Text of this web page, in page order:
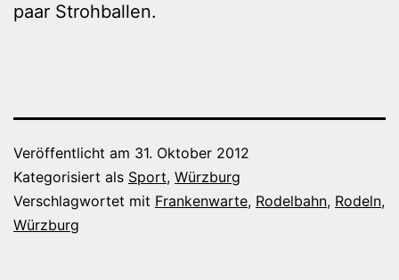
paar Strohballen.
Veröffentlicht am 31. Oktober 2012
Kategorisiert als Sport, Würzburg
Verschlagwortet mit Frankenwarte, Rodelbahn, Rodeln,
Würzburg